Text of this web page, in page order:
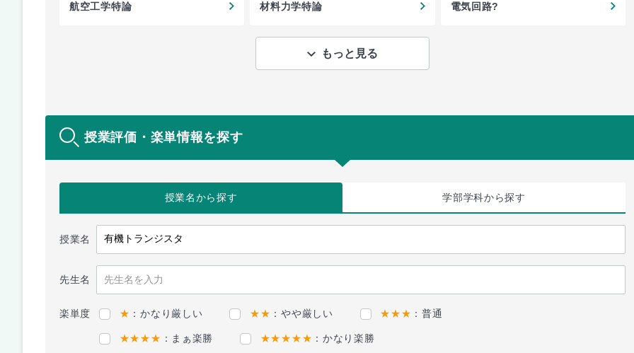
航空工学特論 材料力学特論 電気回路?
もっと見る
授業評価・楽単情報を探す
授業名から探す 学部学科から探す
授業名
先生名
楽単度 ★ ：かなり厳しい ★★ ：やや厳しい ★★★ ：普通
★★★★ ：まぁ楽勝 ★★★★★ ：かなり楽勝